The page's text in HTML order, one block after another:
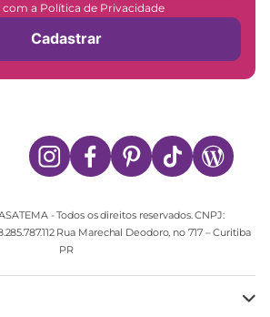
a Política de Privacidade
Cadastrar
- Todos os direitos reservados. CNPJ:
Rua Marechal Deodoro, no 717 – Curitiba
PR